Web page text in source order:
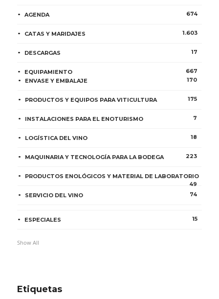
AGENDA 674
CATAS Y MARIDAJES 1.603
DESCARGAS 17
EQUIPAMIENTO
667
ENVASE Y EMBALAJE
170
PRODUCTOS Y EQUIPOS PARA VITICULTURA 175
INSTALACIONES PARA EL ENOTURISMO 7
LOGÍSTICA DEL VINO 18
MAQUINARIA Y TECNOLOGÍA PARA LA BODEGA 223
PRODUCTOS ENOLÓGICOS Y MATERIAL DE LABORATORIO
49
SERVICIO DEL VINO
74
ESPECIALES 15
Show All
Etiquetas